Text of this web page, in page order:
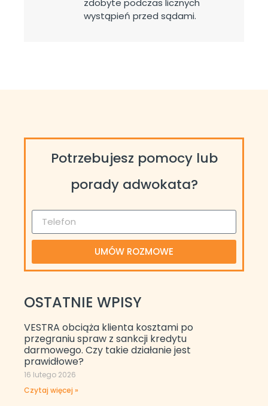
wystąpień przed sądami.
Potrzebujesz pomocy lub
porady adwokata?
UMÓW ROZMOWE
OSTATNIE WPISY
VESTRA obciąża klienta kosztami po
przegraniu spraw z sankcji kredytu
darmowego. Czy takie działanie jest
prawidłowe?
16 lutego 2026
Czytaj więcej »